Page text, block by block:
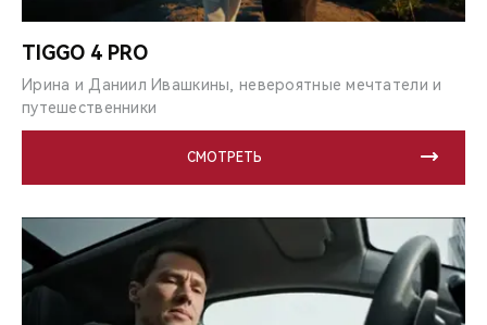
TIGGO 4 PRO
Ирина и Даниил Ивашкины, невероятные мечтатели и
путешественники
СМОТРЕТЬ